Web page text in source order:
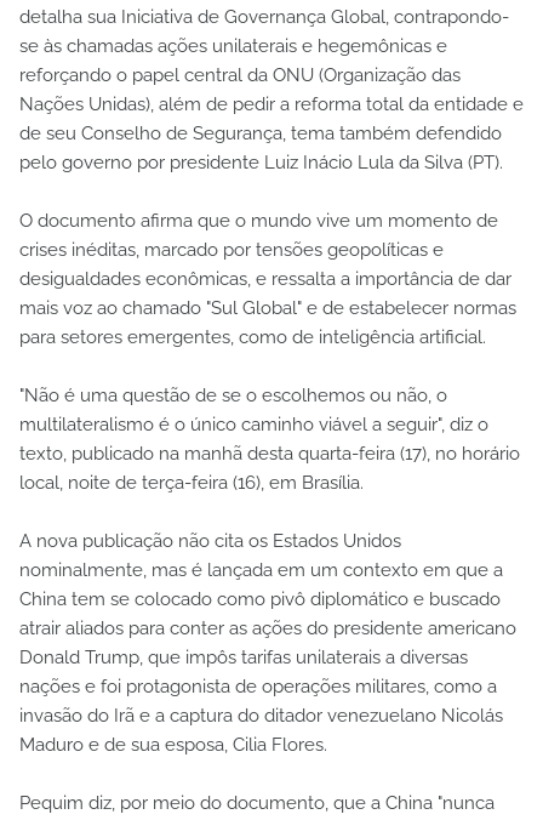
detalha sua Iniciativa de Governança Global, contrapondo-
se às chamadas ações unilaterais e hegemônicas e
reforçando o papel central da ONU (Organização das
Nações Unidas), além de pedir a reforma total da entidade e
de seu Conselho de Segurança, tema também defendido
pelo governo por presidente Luiz Inácio Lula da Silva (PT).
O documento afirma que o mundo vive um momento de
crises inéditas, marcado por tensões geopolíticas e
desigualdades econômicas, e ressalta a importância de dar
mais voz ao chamado "Sul Global" e de estabelecer normas
para setores emergentes, como de inteligência artificial.
"Não é uma questão de se o escolhemos ou não, o
multilateralismo é o único caminho viável a seguir", diz o
texto, publicado na manhã desta quarta-feira (17), no horário
local, noite de terça-feira (16), em Brasília.
A nova publicação não cita os Estados Unidos
nominalmente, mas é lançada em um contexto em que a
China tem se colocado como pivô diplomático e buscado
atrair aliados para conter as ações do presidente americano
Donald Trump, que impôs tarifas unilaterais a diversas
nações e foi protagonista de operações militares, como a
invasão do Irã e a captura do ditador venezuelano Nicolás
Maduro e de sua esposa, Cilia Flores.
Pequim diz, por meio do documento, que a China "nunca